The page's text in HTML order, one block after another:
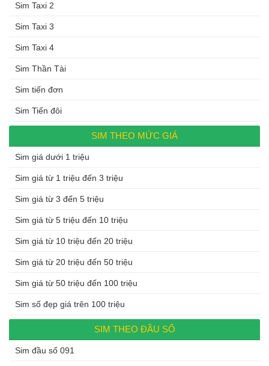
Sim Taxi 2
Sim Taxi 3
Sim Taxi 4
Sim Thần Tài
Sim tiến đơn
Sim Tiến đôi
SIM THEO MỨC GIÁ
Sim giá dưới 1 triệu
Sim giá từ 1 triệu đến 3 triệu
Sim giá từ 3 đến 5 triệu
Sim giá từ 5 triệu đến 10 triệu
Sim giá từ 10 triệu đến 20 triệu
Sim giá từ 20 triệu đến 50 triệu
Sim giá từ 50 triệu đến 100 triệu
Sim số đẹp giá trên 100 triệu
SIM THEO ĐẦU SỐ
Sim đầu số 091